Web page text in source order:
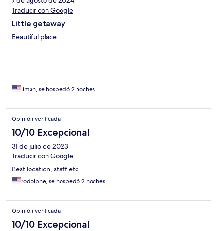
Traducir con Google
Little getaway
Beautiful place
liman, se hospedó 2 noches
Opinión verificada
10/10 Excepcional
31 de julio de 2023
Traducir con Google
Best location, staff etc
rodolphe, se hospedó 2 noches
Opinión verificada
10/10 Excepcional